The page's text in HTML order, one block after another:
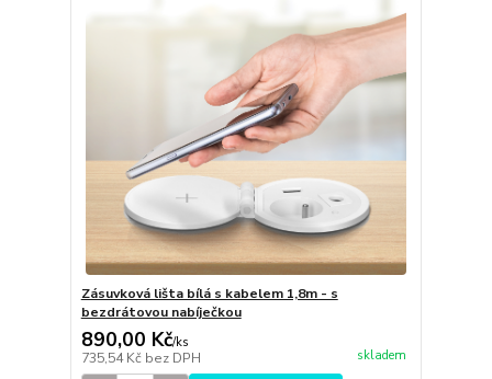
Zásuvková lišta bílá s kabelem 1,8m - s
bezdrátovou nabíječkou
890,00 Kč/ks
735,54 Kč bez DPH skladem